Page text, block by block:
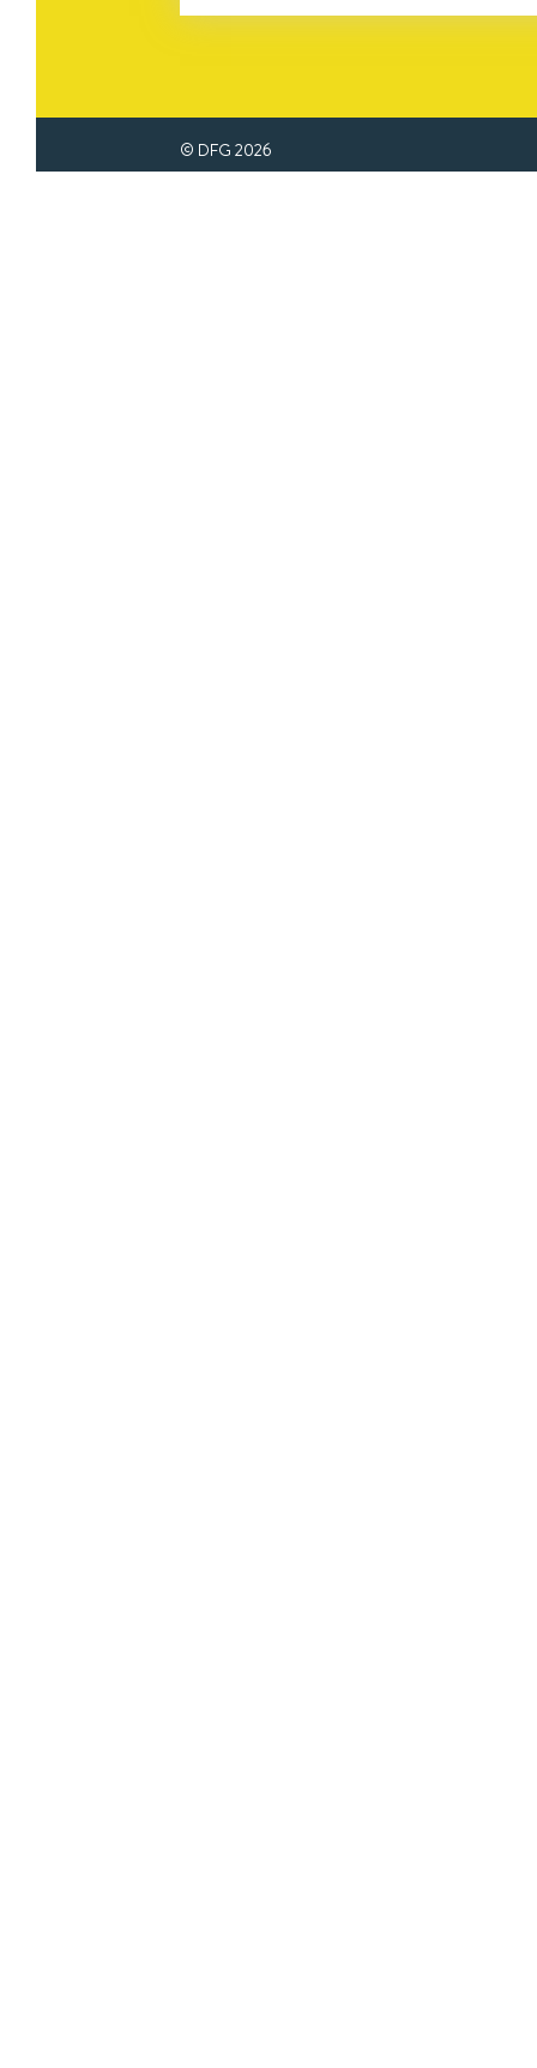
© DFG 2026